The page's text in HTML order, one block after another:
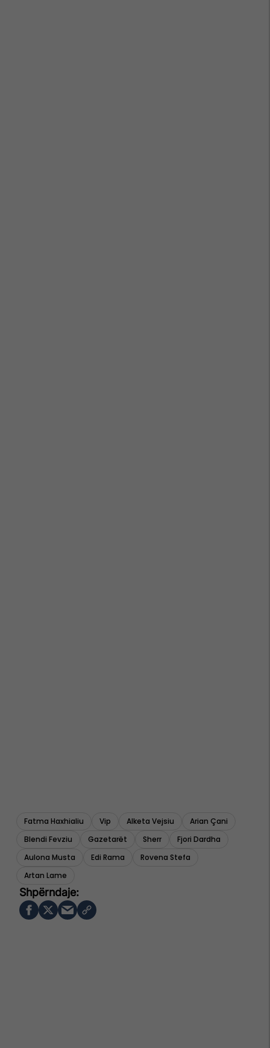
Fatma Haxhialiu Vip Alketa Vejsiu
Arian Çani
Blendi Fevziu
Gazetarët Sherr
Fjori Dardha
Aulona Musta
Edi Rama
Rovena Stefa
Artan Lame